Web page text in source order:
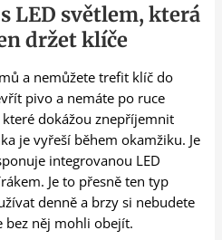
LED světlem, která
držet klíče
a nemůžete trefit klíč do
pivo a nemáte po ruce
dokážou znepříjemnit
je vyřeší během okamžiku. Je
integrovanou LED
Je to přesně ten typ
denně a brzy si nebudete
bez něj mohli obejít.